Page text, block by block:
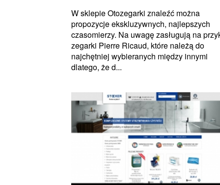
W sklepie Otozegarki znaleźć można
propozycje ekskluzywnych, najlepszych
czasomierzy. Na uwagę zasługują na
zegarki Pierre Ricaud, które należą do
najchętniej wybieranych między innymi
dlatego, że d...